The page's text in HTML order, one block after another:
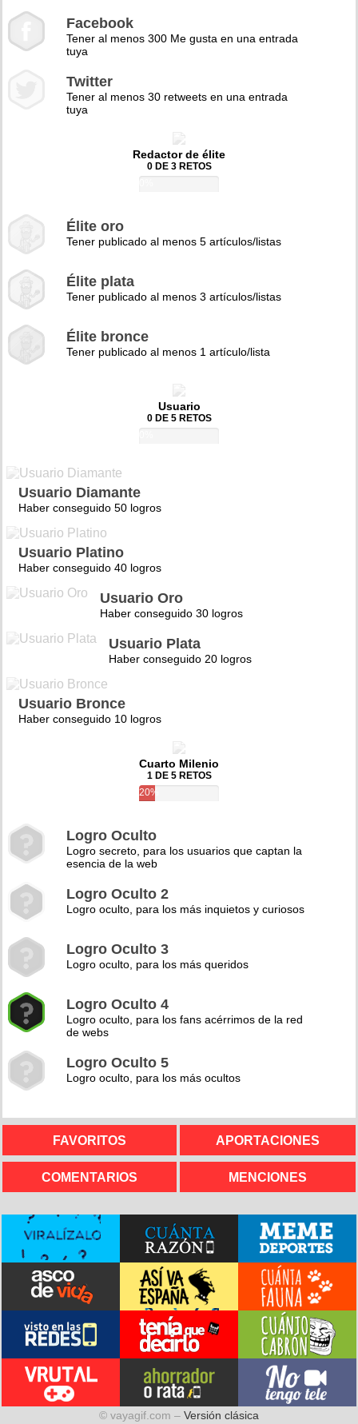
Facebook
Tener al menos 300 Me gusta en una entrada
tuya
Twitter
Tener al menos 30 retweets en una entrada
tuya
Redactor de élite
0 DE 3 RETOS
Élite oro
Tener publicado al menos 5 artículos/listas
Élite plata
Tener publicado al menos 3 artículos/listas
Élite bronce
Tener publicado al menos 1 artículo/lista
Usuario
0 DE 5 RETOS
Usuario Diamante
Haber conseguido 50 logros
Usuario Platino
Haber conseguido 40 logros
Usuario Oro
Haber conseguido 30 logros
Usuario Plata
Haber conseguido 20 logros
Usuario Bronce
Haber conseguido 10 logros
Cuarto Milenio
1 DE 5 RETOS
20%
Logro Oculto
Logro secreto, para los usuarios que captan la
esencia de la web
Logro Oculto 2
Logro oculto, para los más inquietos y curiosos
Logro Oculto 3
Logro oculto, para los más queridos
Logro Oculto 4
Logro oculto, para los fans acérrimos de la red
de webs
Logro Oculto 5
Logro oculto, para los más ocultos
FAVORITOS APORTACIONES
COMENTARIOS MENCIONES
© vayagif.com – Versión clásica